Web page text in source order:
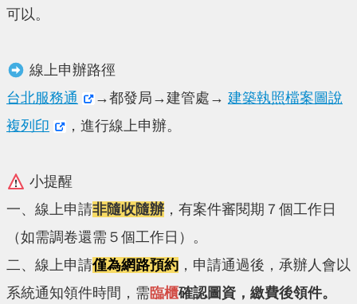
可以。
線上申辦路徑
台北服務通
→都發局→建管處→ 建築執照檔案圖說
複列印
，進行線上申辦。
小提醒
一、線上申請非隨收隨辦 ，有案件審閱期７個工作日
（如需調卷還需５個工作日）。
二、線上申請僅為網路預約 ，申請通過後，承辦人會以
系統通知領件時間，需臨櫃確認圖資，繳費後領件。